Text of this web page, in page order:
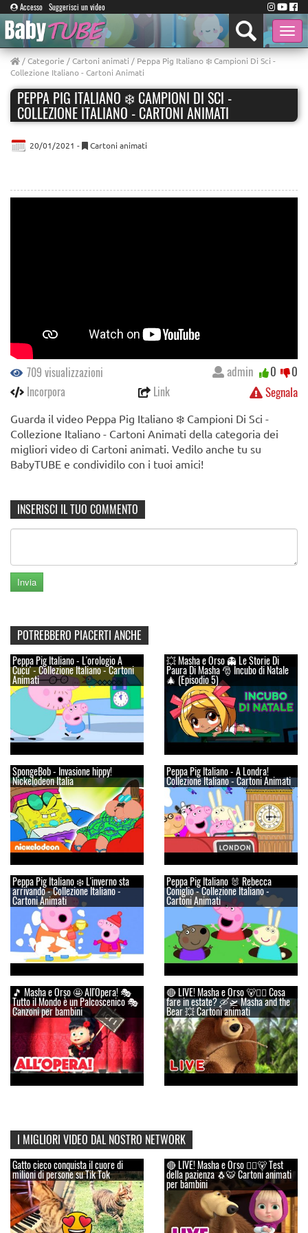
Accesso Suggerisci un video
Toggle
/Categorie /Cartoni animati / Peppa Pig Italiano ❄️ Campioni Di Sci -
Collezione Italiano - Cartoni Animati
PEPPA PIG ITALIANO ❄️ CAMPIONI DI SCI -
COLLEZIONE ITALIANO - CARTONI ANIMATI
20/01/2021 - Cartoni animati
709 visualizzazioni
Incorpora
Link Segnala
admin 0 0
Guarda il video Peppa Pig Italiano ❄️ Campioni Di Sci -
Collezione Italiano - Cartoni Animati della categoria dei
migliori video di Cartoni animati. Vedilo anche tu su
BabyTUBE e condividilo con i tuoi amici!
INSERISCI IL TUO COMMENTO
POTREBBERO PIACERTI ANCHE
Peppa Pig Italiano - L'orologio A
Cucu' - Collezione Italiano - Cartoni
Animati
💥 Masha e Orso 👻 Le Storie Di
Paura Di Masha 🎅 Incubo di Natale
🎄 (Episodio 5)
SpongeBob - Invasione hippy!
Nickelodeon Italia
Peppa Pig Italiano - A Londra!
Collezione Italiano - Cartoni Animati
Peppa Pig Italiano ❄️ L'inverno sta
arrivando - Collezione Italiano -
Cartoni Animati
Peppa Pig Italiano 🐰 Rebecca
Coniglio - Collezione Italiano -
Cartoni Animati
🎵 Masha e Orso 🤩 All'Opera! 🎭
Tutto il Mondo è un Palcoscenico 🎭
Canzoni per bambini
🔴 LIVE! Masha e Orso 🐻👱‍♀️ Cosa
fare in estate? 🛶🛫 Masha and the
Bear 💥 Cartoni animati
I MIGLIORI VIDEO DAL NOSTRO NETWORK
Gatto cieco conquista il cuore di
milioni di persone su Tik Tok
🔴 LIVE! Masha e Orso 👱‍♀️🐻 Test
della pazienza 🐧🐯 Cartoni animati
per bambini